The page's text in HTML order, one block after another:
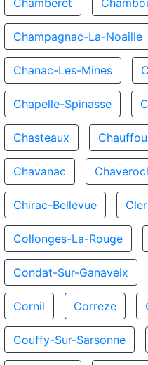
Chamberet
Champagnac-La-Noaille
Chanac-Les-Mines
Chapelle-Spinasse
Chasteaux
Chavanac
Chirac-Bellevue
Collonges-La-Rouge
Condat-Sur-Ganaveix
Cornil Correze
Couffy-Sur-Sarsonne